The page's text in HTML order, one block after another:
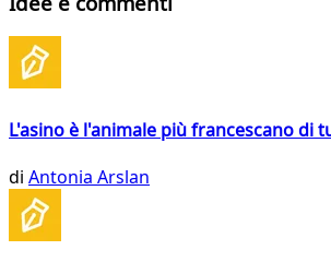
L'asino è l'animale più francescano di
di Antonia Arslan